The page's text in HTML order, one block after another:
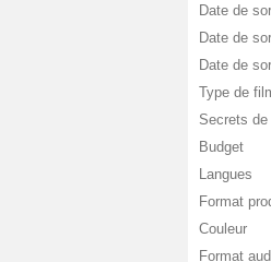
Date de
Date de
Date de
Type de
Secrets de
Budget
Langues
Format
Couleur
Format